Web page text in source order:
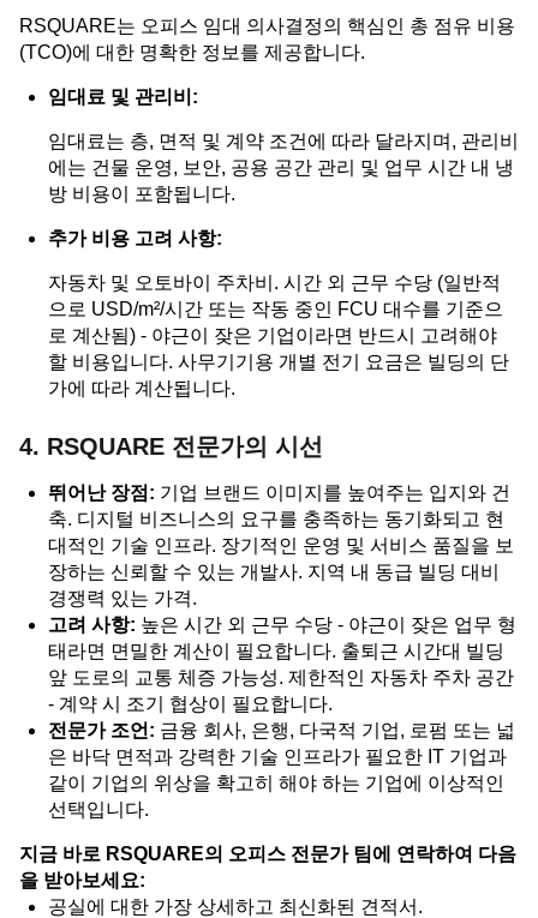
RSQUARE는 오피스 임대 의사결정의 핵심인 총 점유 비용
(TCO)에 대한 명확한 정보를 제공합니다.
임대료 및 관리비:
임대료는 층, 면적 및 계약 조건에 따라 달라지며, 관리비
에는 건물 운영, 보안, 공용 공간 관리 및 업무 시간 내 냉
방 비용이 포함됩니다.
추가 비용 고려 사항:
자동차 및 오토바이 주차비. 시간 외 근무 수당 (일반적
으로 USD/m²/시간 또는 작동 중인 FCU 대수를 기준으
로 계산됨) - 야근이 잦은 기업이라면 반드시 고려해야
할 비용입니다. 사무기기용 개별 전기 요금은 빌딩의 단
가에 따라 계산됩니다.
4. RSQUARE 전문가의 시선
뛰어난 장점: 기업 브랜드 이미지를 높여주는 입지와 건
축. 디지털 비즈니스의 요구를 충족하는 동기화되고 현
대적인 기술 인프라. 장기적인 운영 및 서비스 품질을 보
장하는 신뢰할 수 있는 개발사. 지역 내 동급 빌딩 대비
경쟁력 있는 가격.
고려 사항: 높은 시간 외 근무 수당 - 야근이 잦은 업무 형
태라면 면밀한 계산이 필요합니다. 출퇴근 시간대 빌딩
앞 도로의 교통 체증 가능성. 제한적인 자동차 주차 공간
- 계약 시 조기 협상이 필요합니다.
전문가 조언: 금융 회사, 은행, 다국적 기업, 로펌 또는 넓
은 바닥 면적과 강력한 기술 인프라가 필요한 IT 기업과
같이 기업의 위상을 확고히 해야 하는 기업에 이상적인
선택입니다.
지금 바로 RSQUARE의 오피스 전문가 팀에 연락하여 다음
을 받아보세요:
공실에 대한 가장 상세하고 최신화된 견적서.